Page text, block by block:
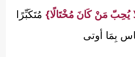
يُحِبّ مَنْ كَانَ مُخْتَالًا} مُتَكَبِّرًا
بِمَا أوتى